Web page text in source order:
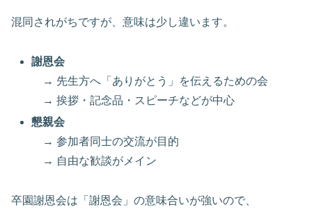
混同されがちですが、意味は少し違います。
謝恩会
→ 先生方へ「ありがとう」を伝えるための会
→ 挨拶・記念品・スピーチなどが中心
懇親会
→ 参加者同士の交流が目的
→ 自由な歓談がメイン
卒園謝恩会は「謝恩会」の意味合いが強いので、